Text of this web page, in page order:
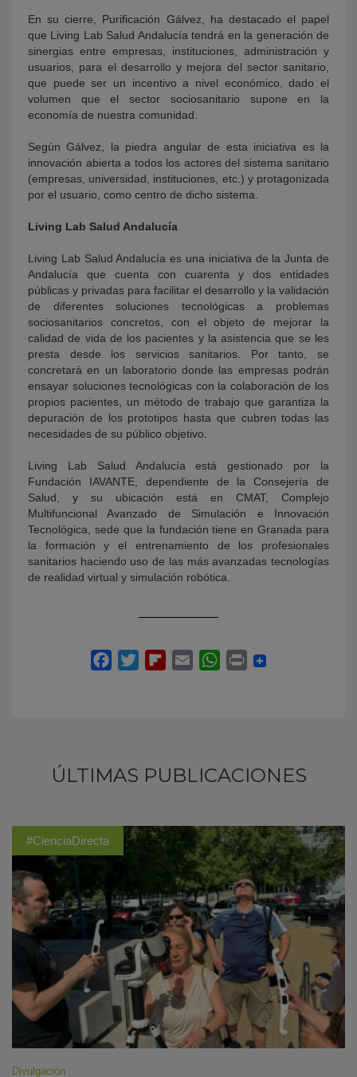
En su cierre, Purificación Gálvez, ha destacado el papel
que Living Lab Salud Andalucía tendrá en la generación de
sinergias entre empresas, instituciones, administración y
usuarios, para el desarrollo y mejora del sector sanitario,
que puede ser un incentivo a nivel económico, dado el
volumen que el sector sociosanitario supone en la
economía de nuestra comunidad.
Según Gálvez, la piedra angular de esta iniciativa es la
innovación abierta a todos los actores del sistema sanitario
(empresas, universidad, instituciones, etc.) y protagonizada
por el usuario, como centro de dicho sistema.
Living Lab Salud Andalucía
Living Lab Salud Andalucía es una iniciativa de la Junta de
Andalucía que cuenta con cuarenta y dos entidades
públicas y privadas para facilitar el desarrollo y la validación
de diferentes soluciones tecnológicas a problemas
sociosanitarios concretos, con el objeto de mejorar la
calidad de vida de los pacientes y la asistencia que se les
presta desde los servicios sanitarios. Por tanto, se
concretará en un laboratorio donde las empresas podrán
ensayar soluciones tecnológicas con la colaboración de los
propios pacientes, un método de trabajo que garantiza la
depuración de los prototipos hasta que cubren todas las
necesidades de su público objetivo.
Living Lab Salud Andalucía está gestionado por la
Fundación IAVANTE, dependiente de la Consejería de
Salud, y su ubicación está en CMAT, Complejo
Multifuncional Avanzado de Simulación e Innovación
Tecnológica, sede que la fundación tiene en Granada para
la formación y el entrenamiento de los profesionales
sanitarios haciendo uso de las más avanzadas tecnologías
de realidad virtual y simulación robótica.
ÚLTIMAS PUBLICACIONES
#CienciaDirecta
Divulgación